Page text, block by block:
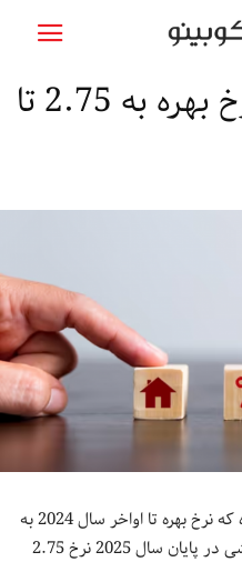
پیشبینی رسیدن نرخ بهره به 2.75 تا
نهاد اقتصادی Credit 1 پیشبینی کرده که نرخ بهره تا اواخر سال 2024 به
3.75 درصد برسد و با ادامه روند کاهشی در پایان سال 2025 نرخ 2.75